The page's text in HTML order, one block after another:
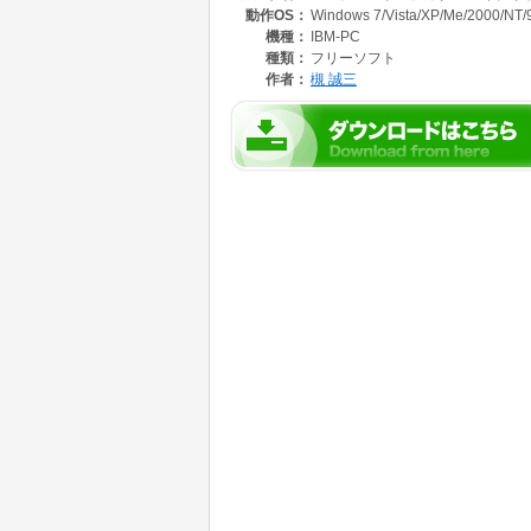
最終的に何枚印刷されるのかをプレビューで確
この印刷は、段組印刷や行番号付きの印刷や
選ぶ事が出来ます。大量のテキストベースの
といった用途に最適です。
【 モード 】
バイナリ君は、テキストモード・クリスタルモ
バイナリモードの4つのモードをもっています
動作OS： Windows 7/Vista/XP/Me/2000/NT/
機種：
IBM-PC
種類： フリーソフト
作者： 槻 誠三